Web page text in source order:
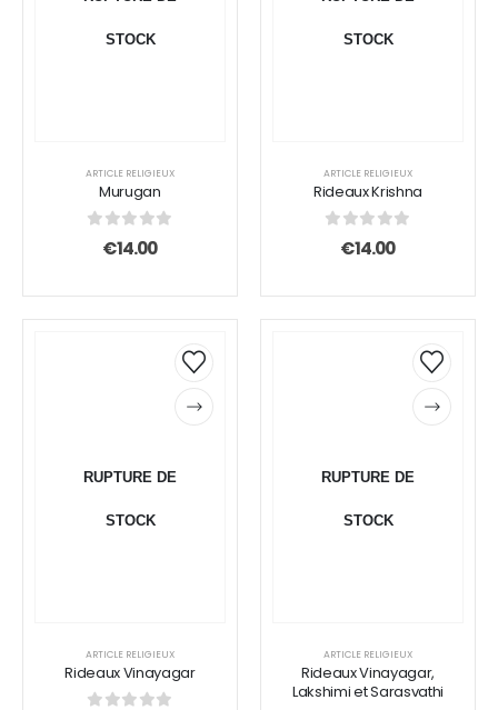
STOCK
ARTICLE RELIGIEUX
Murugan
sur 5
€14.00
STOCK
ARTICLE RELIGIEUX
Rideaux Krishna
sur 5
€14.00
RUPTURE DE
STOCK
ARTICLE RELIGIEUX
Rideaux Vinayagar
RUPTURE DE
STOCK
ARTICLE RELIGIEUX
Rideaux Vinayagar,
Lakshimi et Sarasvathi